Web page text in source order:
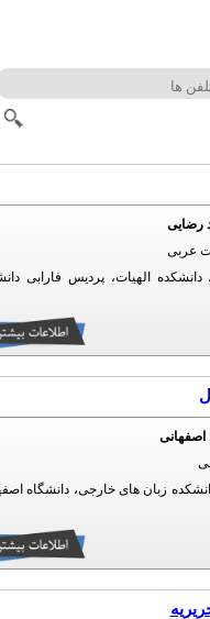
الهیات، پردیس فارابی دانشگاه
زبان های خارجی، دانشگاه اصفهان،